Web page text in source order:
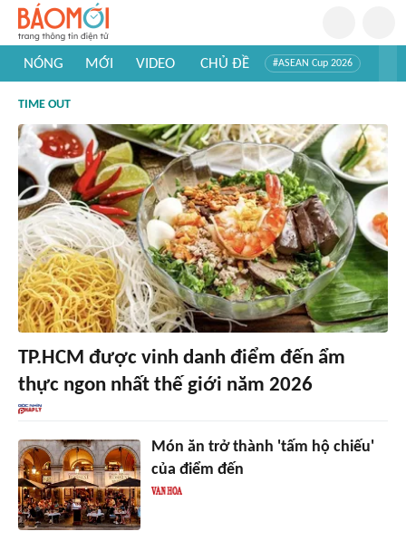
NÓNG MỚI VIDEO CHỦ ĐỀ #ASEAN Cup 2026
#Khám phá thế giới
TIME OUT
TP.HCM được vinh danh điểm đến ẩm
thực ngon nhất thế giới năm 2026
Món ăn trở thành 'tấm hộ chiếu'
của điểm đến